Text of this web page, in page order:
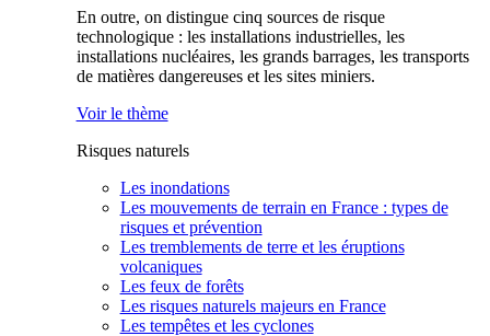
En outre, on distingue cinq sources de risque
technologique : les installations industrielles, les
installations nucléaires, les grands barrages, les transports
de matières dangereuses et les sites miniers.
Voir le thème
Risques naturels
Les inondations
Les mouvements de terrain en France : types de
risques et prévention
Les tremblements de terre et les éruptions
volcaniques
Les feux de forêts
Les risques naturels majeurs en France
Les tempêtes et les cyclones